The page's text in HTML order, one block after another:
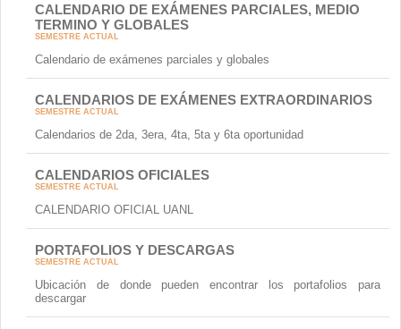
CALENDARIO DE EXÁMENES PARCIALES, MEDIO
TERMINO Y GLOBALES
SEMESTRE ACTUAL
Calendario de exámenes parciales y globales
CALENDARIOS DE EXÁMENES EXTRAORDINARIOS
SEMESTRE ACTUAL
Calendarios de 2da, 3era, 4ta, 5ta y 6ta oportunidad
CALENDARIOS OFICIALES
SEMESTRE ACTUAL
CALENDARIO OFICIAL UANL
PORTAFOLIOS Y DESCARGAS
SEMESTRE ACTUAL
Ubicación de donde pueden encontrar los portafolios para
descargar